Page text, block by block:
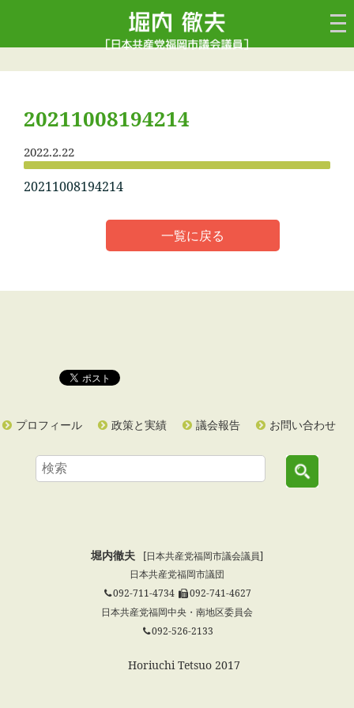
20211008194214
2022.2.22
20211008194214
一覧に戻る
プロフィール 政策と実績 議会報告 お問い合わせ
堀内徹夫
[日本共産党福岡市議会議員]
日本共産党福岡市議団
092-711-4734
092-741-4627
日本共産党福岡中央・南地区委員会
092-526-2133
© Horiuchi Tetsuo 2017